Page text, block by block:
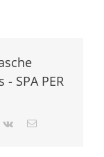
SPA PER
Vk Email